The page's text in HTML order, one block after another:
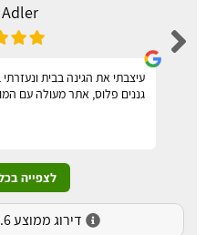
עיצבתי את הגינה בבית
גננים פלוס, אתר מעולה עם
לצפייה
דירוג ממוצע 4.6 לפי 347 דירוגים